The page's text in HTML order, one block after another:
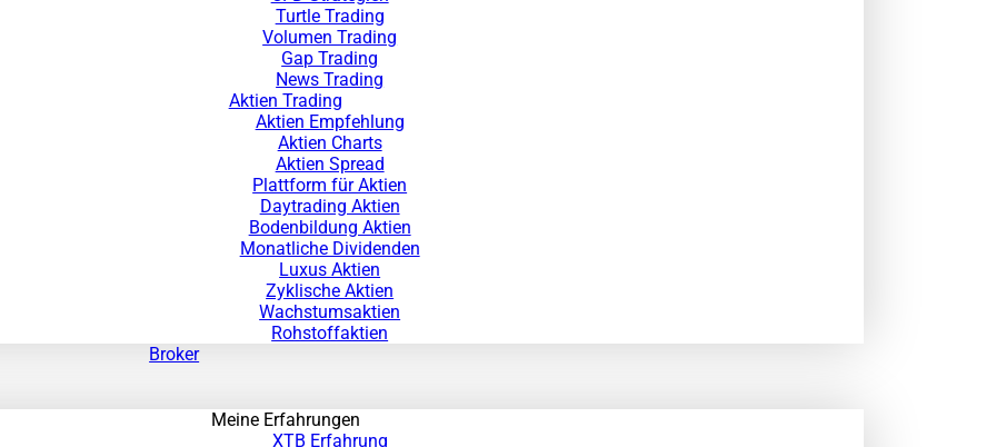
Turtle Trading
Volumen Trading
Gap Trading
News Trading
Aktien Trading
Aktien Empfehlung
Aktien Charts
Aktien Spread
Plattform für Aktien
Daytrading Aktien
Bodenbildung Aktien
Monatliche Dividenden
Luxus Aktien
Zyklische Aktien
Wachstumsaktien
Rohstoffaktien
Broker
Meine Erfahrungen
XTB Erfahrung